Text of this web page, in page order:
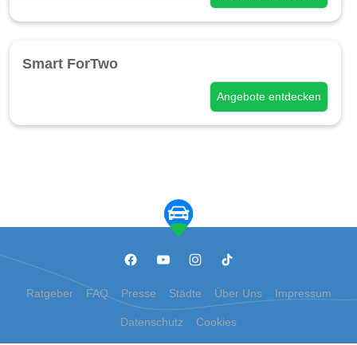
Smart ForTwo
Angebote entdecken
Ratgeber FAQ Presse Städte Über Uns Impressum
Datenschutz Cookies